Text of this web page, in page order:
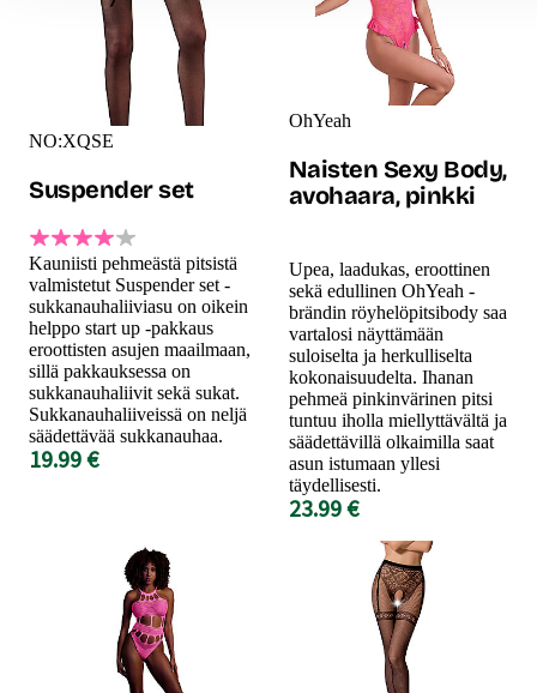
NO:XQSE
Suspender set
Kauniisti pehmeästä pitsistä
valmistetut Suspender set -
sukkanauhaliiviasu on oikein
helppo start up -pakkaus
eroottisten asujen maailmaan,
sillä pakkauksessa on
sukkanauhaliivit sekä sukat.
Sukkanauhaliiveissä on neljä
säädettävää sukkanauhaa.
19.99 €
OhYeah
Naisten Sexy Body,
avohaara, pinkki
Upea, laadukas, eroottinen
sekä edullinen OhYeah -
brändin röyhelöpitsibody saa
vartalosi näyttämään
suloiselta ja herkulliselta
kokonaisuudelta. Ihanan
pehmeä pinkinvärinen pitsi
tuntuu iholla miellyttävältä ja
säädettävillä olkaimilla saat
asun istumaan yllesi
täydellisesti.
23.99 €